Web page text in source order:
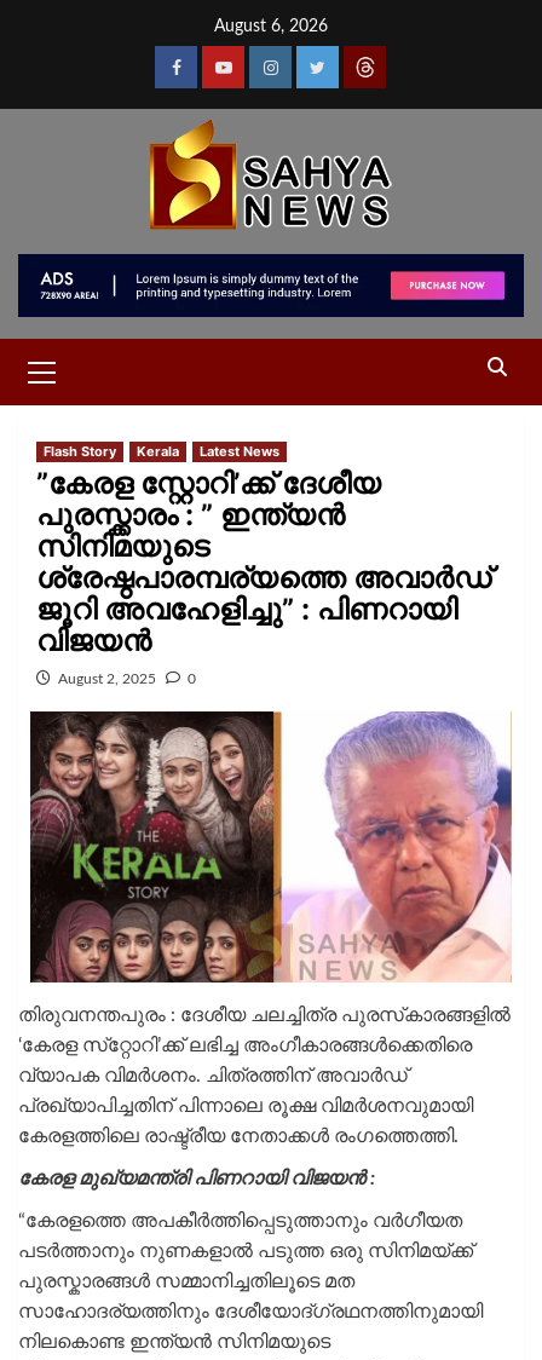
August 6, 2026
Flash Story Kerala Latest News
”കേരള സ്റ്റോറി’ക്ക് ദേശീയ
പുരസ്ക്കാരം : ” ഇന്ത്യൻ
സിനിമയുടെ
ശ്രേഷ്ഠപാരമ്പര്യത്തെ അവാർഡ്
ജൂറി അവഹേളിച്ചു” : പിണറായി
വിജയൻ
August 2, 2025 0
തിരുവനന്തപുരം : ദേശീയ ചലച്ചിത്ര പുരസ്‌കാരങ്ങളില്‍
‘കേരള സ്‌റ്റോറി’ക്ക് ലഭിച്ച അംഗീകാരങ്ങള്‍ക്കെതിരെ
വ്യാപക വിമര്‍ശനം. ചിത്രത്തിന് അവാര്‍ഡ്
പ്രഖ്യാപിച്ചതിന് പിന്നാലെ രൂക്ഷ വിമര്‍ശനവുമായി
കേരളത്തിലെ രാഷ്ട്രീയ നേതാക്കള്‍ രംഗത്തെത്തി.
കേരള മുഖ്യമന്ത്രി പിണറായി വിജയൻ :
“കേരളത്തെ അപകീർത്തിപ്പെടുത്താനും വർഗീയത
പടർത്താനും നുണകളാൽ പടുത്ത ഒരു സിനിമയ്ക്ക്
പുരസ്കാരങ്ങൾ സമ്മാനിച്ചതിലൂടെ മത
സാഹോദര്യത്തിനും ദേശീയോദ്ഗ്രഥനത്തിനുമായി
നിലകൊണ്ട ഇന്ത്യൻ സിനിമയുടെ